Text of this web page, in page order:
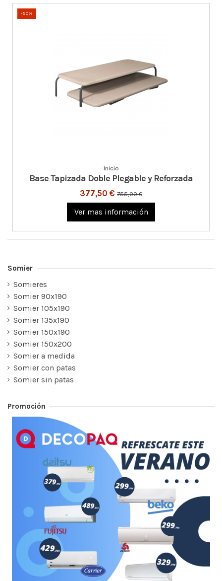
-50%
Inicio
Base Tapizada Doble Plegable y Reforzada
377,50 € 755,00 €
Ver mas información
Somier
Somieres
Somier 90x190
Somier 105x190
Somier 135x190
Somier 150x190
Somier 150x200
Somier a medida
Somier con patas
Somier sin patas
Promoción